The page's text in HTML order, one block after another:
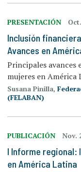
PRESENTACIÓN
Inclusión
Avances en
Principales avances
mujeres en América
Susana Pinilla,
(FELABAN)
PUBLICACIÓN Nov.
I Informe
en América Latina